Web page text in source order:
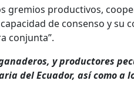
gremios productivos,
de consenso y
conjunta”.
y productores
del Ecuador, así como a